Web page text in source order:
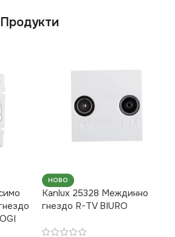
НОВО
Kanlux 25328 Междинно
гнездо R-TV BIURO